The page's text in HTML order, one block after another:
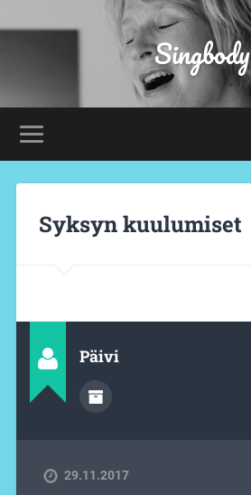
Singbody
Syksyn kuulumiset
Päivi
29.11.2017